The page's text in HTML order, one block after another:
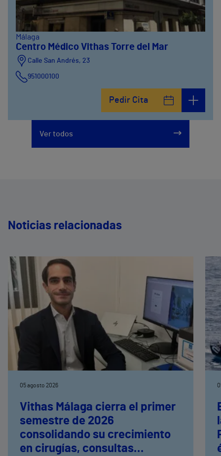
Málaga
Centro Médico Vithas Torre del Mar
Calle San Andrés, 23
951000100
Pedir Cita
Ver todos
Noticias relacionadas
05 agosto 2026
Vithas Málaga cierra el primer
semestre de 2026
consolidando su crecimiento
en cirugías, consultas